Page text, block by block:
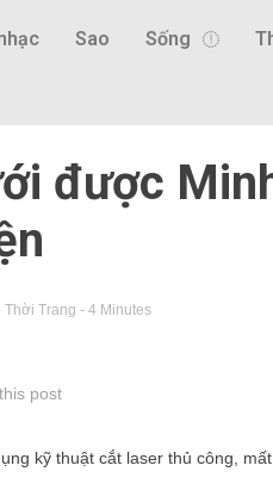
Sao Sống
được
Thời Trang - 4 Minutes
post
kỹ thuật cắt laser thủ công,